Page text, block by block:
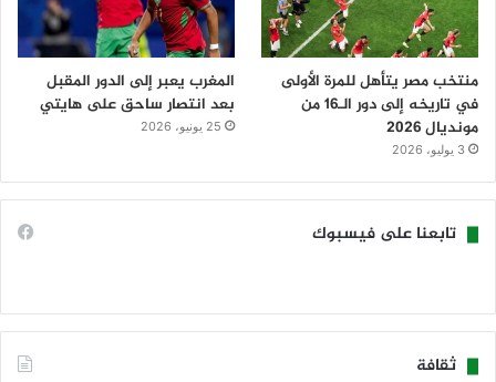
منتخب مصر يتأهل للمرة الأولى
في تاريخه إلى دور الـ16 من
مونديال 2026
3 يوليو، 2026
المغرب يعبر إلى الدور المقبل
بعد انتصار ساحق على هايتي
25 يونيو، 2026
تابعنا على فيسبوك
ثقافة